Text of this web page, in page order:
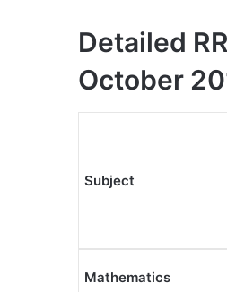
Detailed
October
Subject
Mathematics